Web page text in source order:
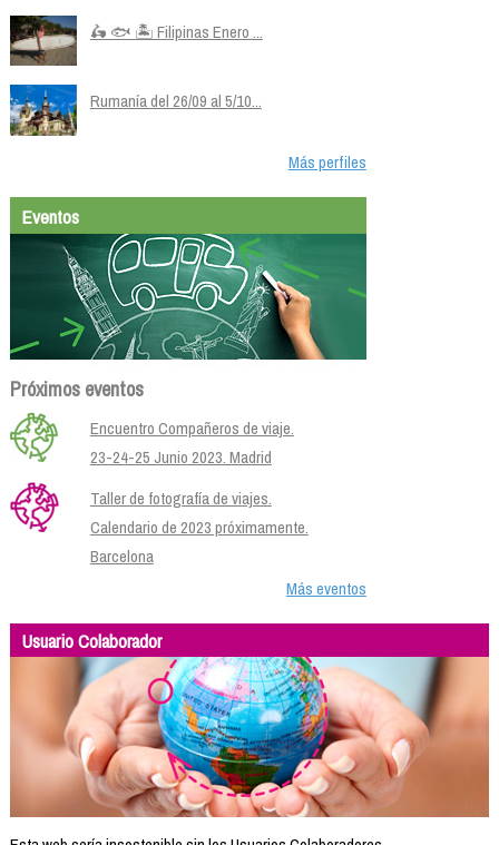
🛵 🐟 🏝️ Filipinas Enero ...
Rumanía del 26/09 al 5/10...
Más perfiles
Eventos
Próximos eventos
Encuentro Compañeros de viaje.
23-24-25 Junio 2023. Madrid
Taller de fotografía de viajes.
Calendario de 2023 próximamente.
Barcelona
Más eventos
Usuario Colaborador